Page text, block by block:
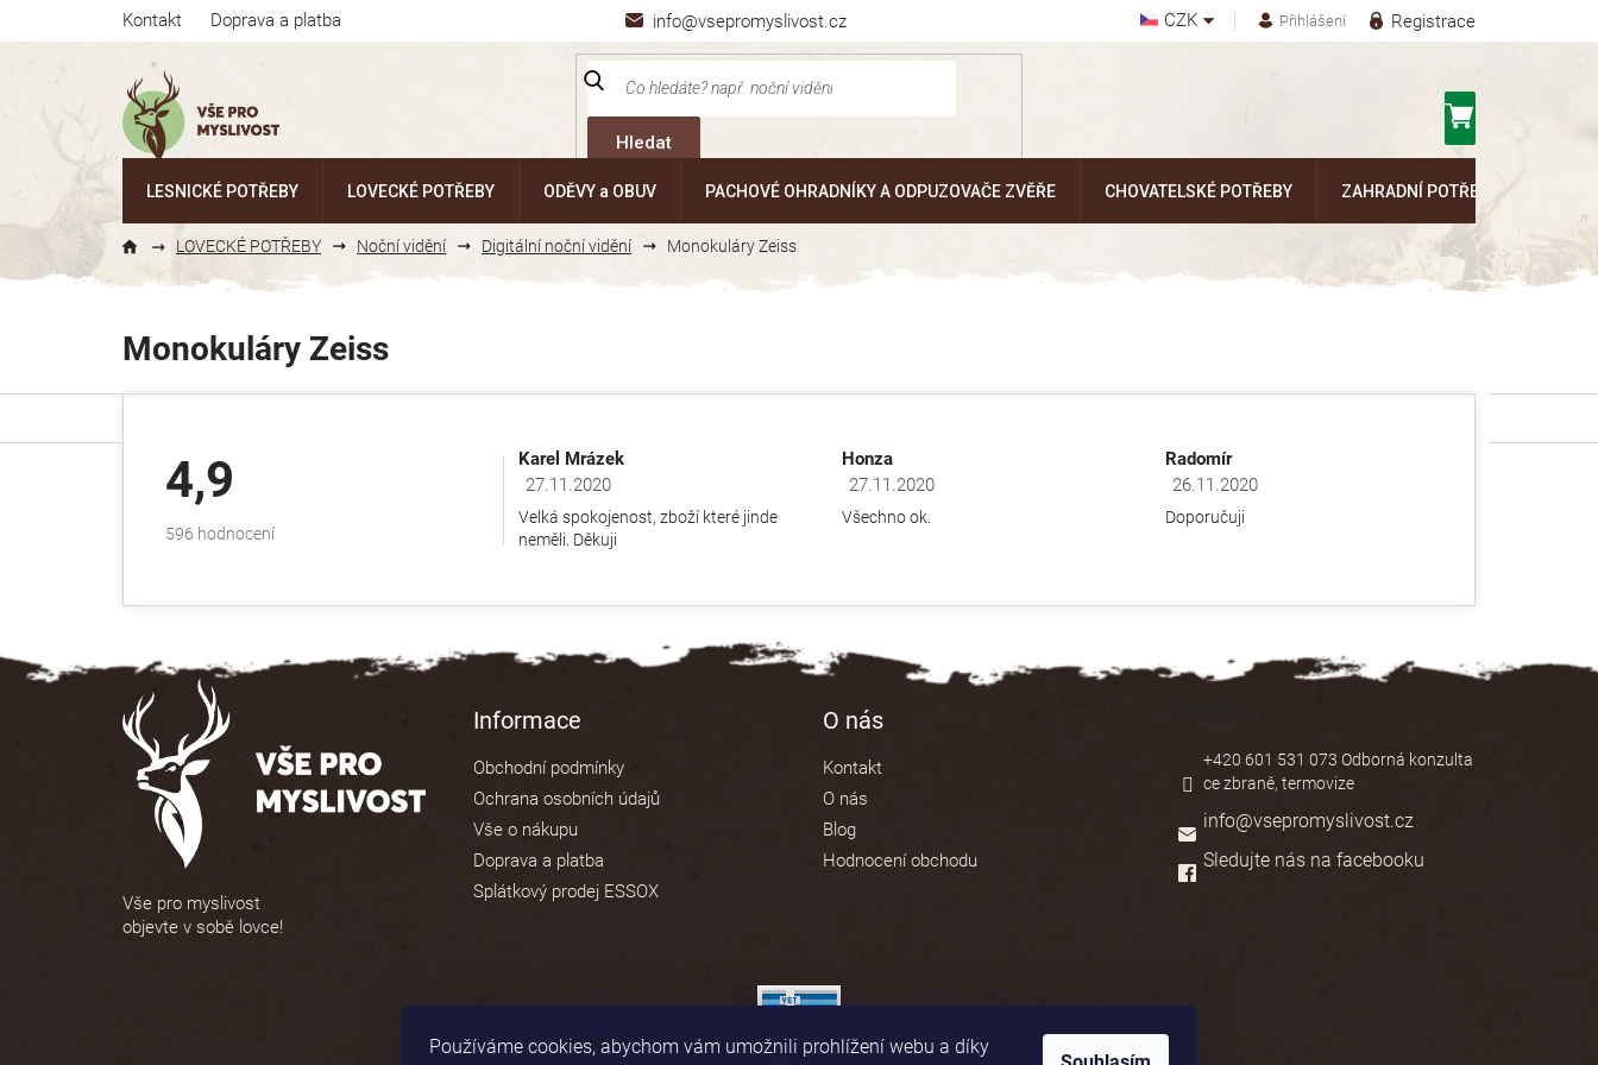
Používáme cookies, abychom vám umožnili prohlížení webu a díky
info@vsepromyslivost.cz
Kontakt Doprava a platba CZK Registrace
Přihlášení
Hledat
LESNICKÉ POTŘEBY LOVECKÉ POTŘEBY ODĚVY a OBUV PACHOVÉ OHRADNÍKY A ODPUZOVAČE ZVĚŘE CHOVATELSKÉ POTŘEBY ZAHRADNÍ POTŘEBY
LOVECKÉ POTŘEBY Noční vidění Digitální noční vidění Monokuláry Zeiss
Monokuláry Zeiss
4,9
Průměrné
5
hvězdiček.
596 hodnocení
Karel Mrázek
Hodnocení obchodu je 5 z 5 hvězdiček.
27.11.2020
Velká spokojenost, zboží které jinde
neměli. Děkuji
Honza
Hodnocení obchodu je 5 z 5 hvězdiček.
27.11.2020
Všechno ok.
Radomír
Hodnocení obchodu je 5 z 5 hvězdiček.
26.11.2020
Doporučuji
Vše pro myslivost
objevte v sobě lovce!
Informace
Obchodní podmínky
Ochrana osobních údajů
Vše o nákupu
Doprava a platba
Splátkový prodej ESSOX
O nás
Kontakt
O nás
Blog
Hodnocení obchodu
info@vsepromyslivost.cz
+420 601 531 073 Odborná konzulta
ce zbraně, termovize
Sledujte nás na facebooku